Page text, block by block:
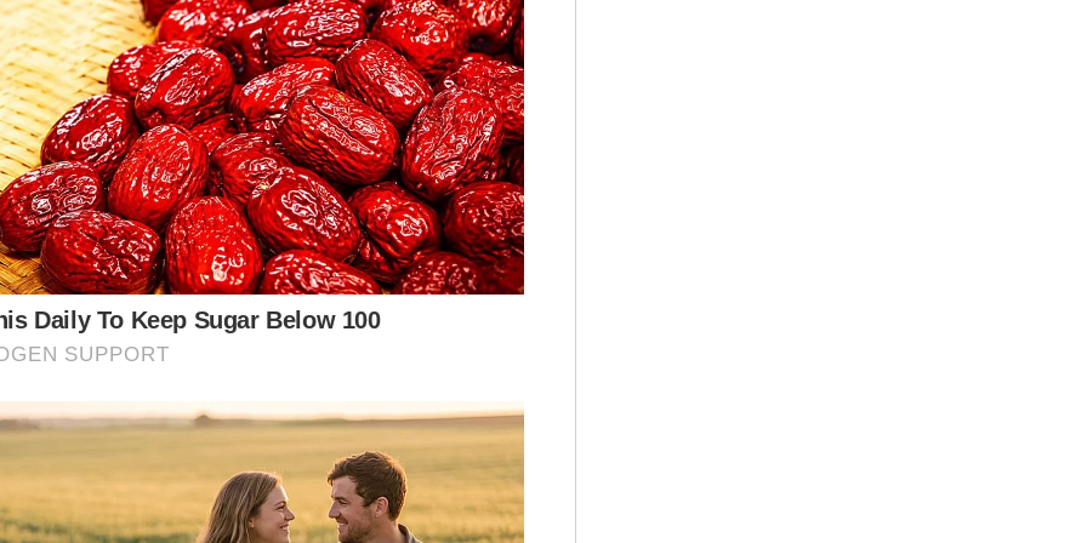
Universiti Sukan bantu atlet imbangi kerjaya, akademik
Segerakan penubuhan universiti sukan di Malaysia
turun aplikasi Sinar Harian.Klik di sini!
Sukan Bukit Jalil SSBJ
Universiti Sukan
Artikel Disyorkan
Nasional